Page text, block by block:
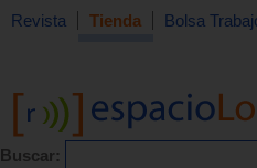
Revista Tienda Bolsa
Buscar: